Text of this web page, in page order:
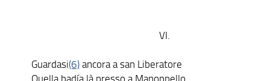
VI.
Guardasi(6)ancora a san Liberatore